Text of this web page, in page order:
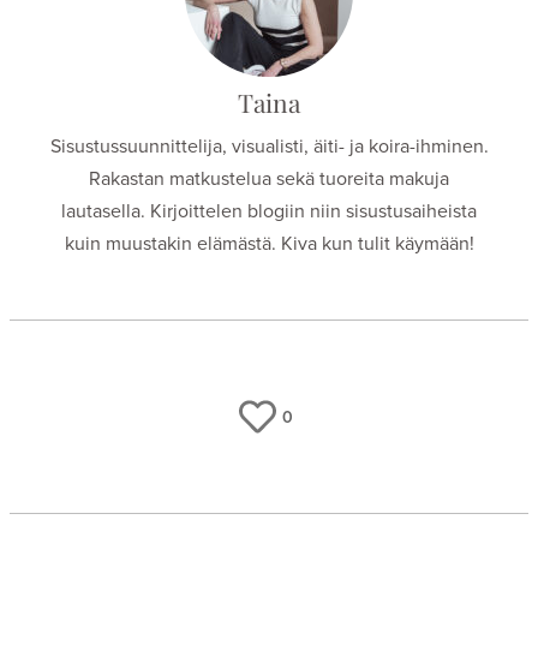
Taina
Sisustussuunnittelija, visualisti, äiti- ja koira-ihminen.
Rakastan matkustelua sekä tuoreita makuja
lautasella. Kirjoittelen blogiin niin sisustusaiheista
kuin muustakin elämästä. Kiva kun tulit käymään!
0